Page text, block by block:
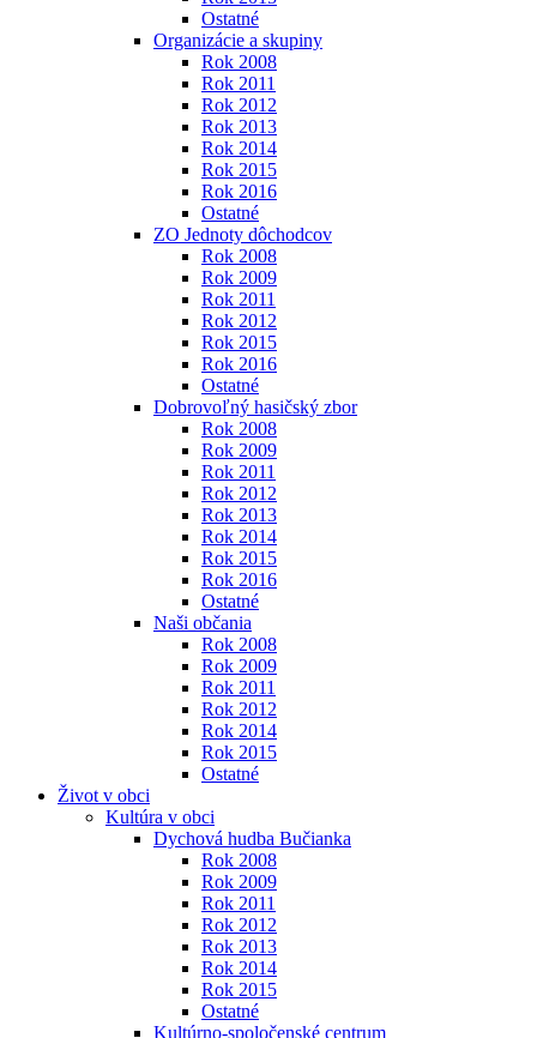
Ostatné
Organizácie a skupiny
Rok 2008
Rok 2011
Rok 2012
Rok 2013
Rok 2014
Rok 2015
Rok 2016
Ostatné
ZO Jednoty dôchodcov
Rok 2008
Rok 2009
Rok 2011
Rok 2012
Rok 2015
Rok 2016
Ostatné
Dobrovoľný hasičský zbor
Rok 2008
Rok 2009
Rok 2011
Rok 2012
Rok 2013
Rok 2014
Rok 2015
Rok 2016
Ostatné
Naši občania
Rok 2008
Rok 2009
Rok 2011
Rok 2012
Rok 2014
Rok 2015
Ostatné
Život v obci
Kultúra v obci
Dychová hudba Bučianka
Rok 2008
Rok 2009
Rok 2011
Rok 2012
Rok 2013
Rok 2014
Rok 2015
Ostatné
Kultúrno-spoločenské centrum